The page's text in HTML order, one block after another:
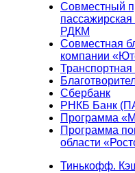
Совместный
РДКМ
Совместная
компании
Сбербанк
РНКБ Банк
Программа
Программа
области
Тинькофф.